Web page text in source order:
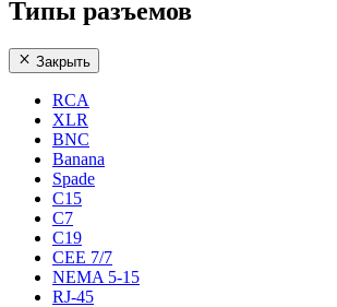
Типы разъемов
Закрыть
RCA
XLR
BNC
Banana
Spade
C15
С7
C19
CEE 7/7
NEMA 5-15
RJ-45